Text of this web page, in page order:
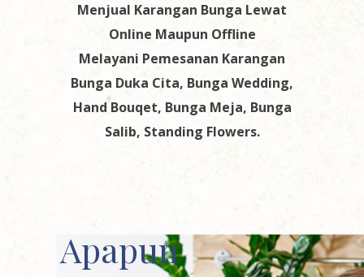
Menjual Karangan Bunga Lewat
Online Maupun Offline
Melayani Pemesanan Karangan
Bunga Duka Cita, Bunga Wedding,
Hand Bouqet, Bunga Meja, Bunga
Salib, Standing Flowers.
Apapun